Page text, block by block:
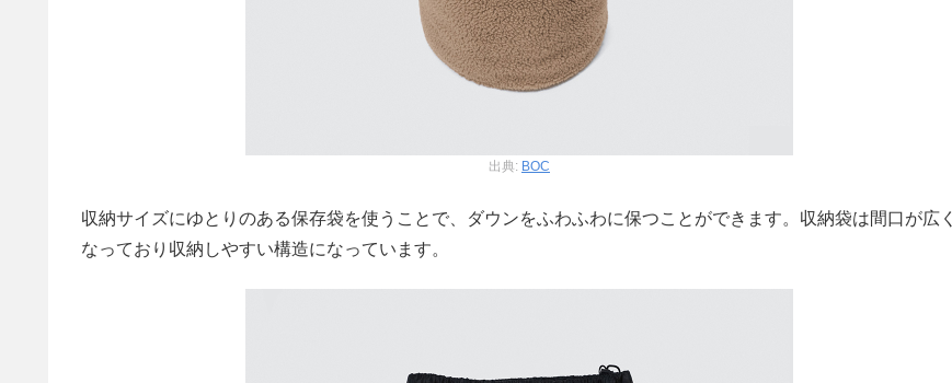
出典: BOC
収納サイズにゆとりのある保存袋を使うことで、ダウンをふわふわに保つことができます。収納袋は間口が広く
なっており収納しやすい構造になっています。